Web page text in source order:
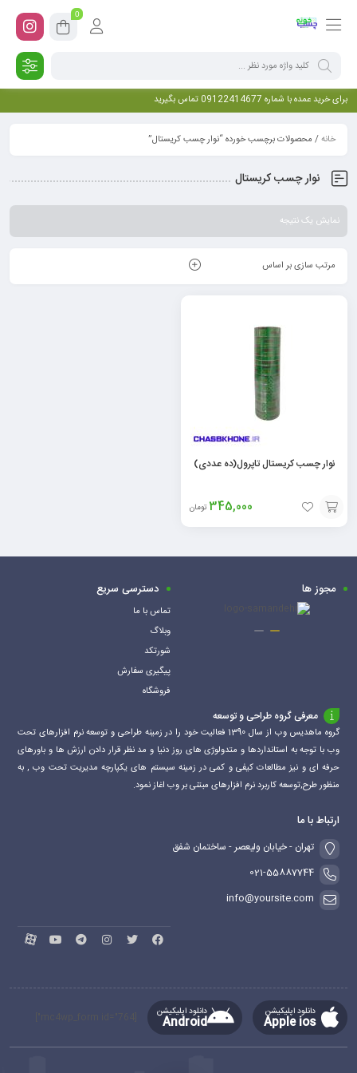
0
برای خرید عمده با شماره 09122414677 تماس بگیرید
خانه/ محصولات برچسب خورده “نوار چسب کریستال”
نوار چسب کریستال
نمایش یک نتیجه
مرتب سازی بر اساس
نوار چسب کریستال تاپرول(ده عددی)
345,000 تومان
افزودن
به
مجوز ها دسترسی سریع
تماس با ما
وبلاگ
شورتکد
پیگیری سفارش
فروشگاه
معرفی گروه طراحی و توسعه
گروه ماهدیس وب از سال 1390 فعالیت خود را در زمینه طراحی و توسعه نرم افزارهای تحت
وب با توجه به استانداردها و متدولوژی های روز دنیا و مد نظر قرار دادن ارزش ها و باورهای
حرفه ای و نیز مطالعات کیفی و کمی در زمینه سیستم های یکپارچه مدیریت تحت وب , به
منظور طرح,توسعه کاربرد نرم افزارهای مبتنی بر وب اغاز نمود.
ارتباط با ما
تهران - خیابان ولیعصر - ساختمان شفق
021-55887744
info@yoursite.com
دانلود اپلیکیشن
Apple ios
دانلود اپلیکیشن
Android